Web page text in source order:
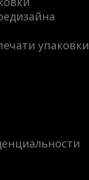
упаковки